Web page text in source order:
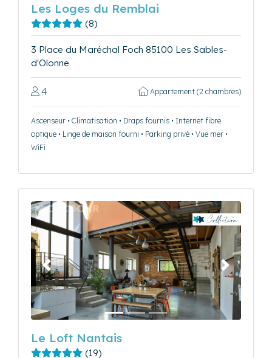
Les Loges du Remblai
(8)
3 Place du Maréchal Foch 85100 Les Sables-
d'Olonne
4 Appartement (2 chambres)
Ascenseur • Climatisation • Draps fournis • Internet fibre
optique • Linge de maison fourni • Parking privé • Vue mer •
WiFi
Précédent Suivant
Le Loft Nantais
(19)